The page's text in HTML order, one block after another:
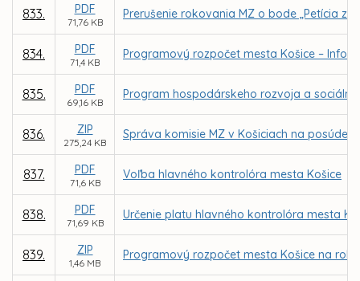
833. PDF
71,76 KB
Prerušenie rokovania MZ o bode „Petícia
834. PDF
71,4 KB
Programový rozpočet mesta Košice –
835. PDF
69,16 KB
Program hospodárskeho rozvoja a
836. ZIP
275,24 KB
Správa komisie MZ v Košiciach na
837. PDF
71,6 KB
Voľba hlavného kontrolóra mesta Košice
838. PDF
71,69 KB
Určenie platu hlavného kontrolóra mesta
839. ZIP
1,46 MB
Programový rozpočet mesta Košice na